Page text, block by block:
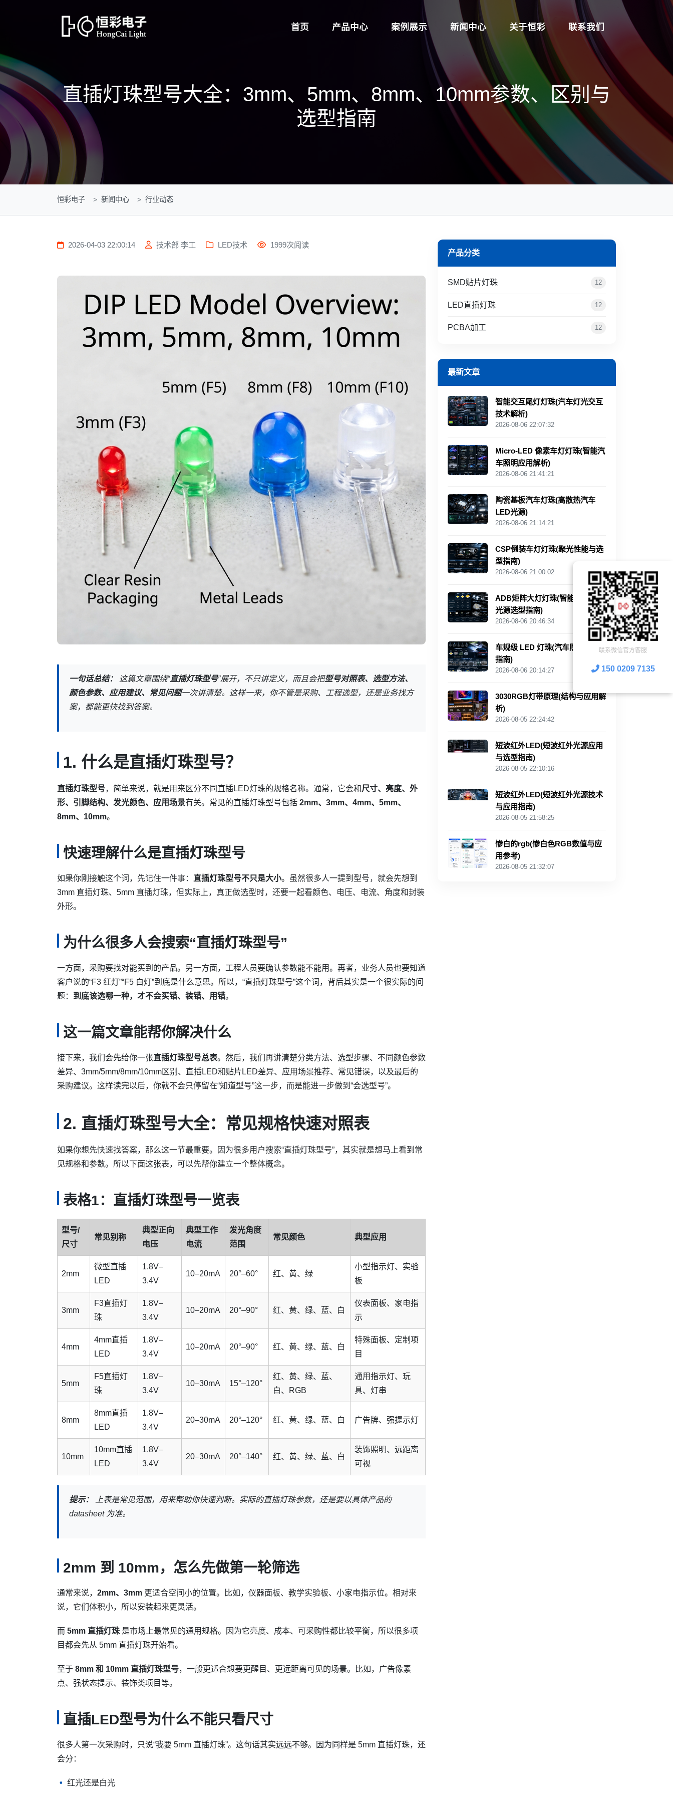
首页 产品中心 案例展示 新闻中心 关于恒彩 联系我们
直插灯珠型号大全：3mm、5mm、8mm、10mm参数、区别与
选型指南
恒彩电子 新闻中心 行业动态
2026-04-03 22:00:14 技术部 李工 LED技术 1999次阅读
一句话总结： 这篇文章围绕“直插灯珠型号”展开，不只讲定义，而且会把型号对照表、选型方法、
颜色参数、应用建议、常见问题一次讲清楚。这样一来，你不管是采购、工程选型，还是业务找方
案，都能更快找到答案。
1. 什么是直插灯珠型号？
直插灯珠型号，简单来说，就是用来区分不同直插LED灯珠的规格名称。通常，它会和尺寸、亮度、外
形、引脚结构、发光颜色、应用场景有关。常见的直插灯珠型号包括 2mm、3mm、4mm、5mm、
8mm、10mm。
快速理解什么是直插灯珠型号
如果你刚接触这个词，先记住一件事： 直插灯珠型号不只是大小。虽然很多人一提到型号，就会先想到
3mm 直插灯珠、5mm 直插灯珠，但实际上，真正做选型时，还要一起看颜色、电压、电流、角度和封装
外形。
为什么很多人会搜索“直插灯珠型号”
一方面，采购要找对能买到的产品。另一方面，工程人员要确认参数能不能用。再者，业务人员也要知道
客户说的“F3 红灯”“F5 白灯”到底是什么意思。所以，“直插灯珠型号”这个词，背后其实是一个很实际的问
题： 到底该选哪一种，才不会买错、装错、用错。
这一篇文章能帮你解决什么
接下来，我们会先给你一张直插灯珠型号总表。然后，我们再讲清楚分类方法、选型步骤、不同颜色参数
差异、3mm/5mm/8mm/10mm区别、直插LED和贴片LED差异、应用场景推荐、常见错误，以及最后的
采购建议。这样读完以后，你就不会只停留在“知道型号”这一步，而是能进一步做到“会选型号”。
2. 直插灯珠型号大全：常见规格快速对照表
如果你想先快速找答案，那么这一节最重要。因为很多用户搜索“直插灯珠型号”，其实就是想马上看到常
见规格和参数。所以下面这张表，可以先帮你建立一个整体概念。
表格1：直插灯珠型号一览表
型号/
尺寸
常见别称
典型正向
电压
典型工作
电流
发光角度
范围
常见颜色 典型应用
2mm
微型直插
LED
1.8V–
3.4V
10–20mA 20°–60° 红、黄、绿
小型指示灯、实验
板
3mm
F3直插灯
珠
1.8V–
3.4V
10–20mA 20°–90° 红、黄、绿、蓝、白
仪表面板、家电指
示
4mm
4mm直插
LED
1.8V–
3.4V
10–20mA 20°–90° 红、黄、绿、蓝、白
特殊面板、定制项
目
5mm
F5直插灯
珠
1.8V–
3.4V
10–30mA 15°–120°
红、黄、绿、蓝、
白、RGB
通用指示灯、玩
具、灯串
8mm
8mm直插
LED
1.8V–
3.4V
20–30mA 20°–120° 红、黄、绿、蓝、白 广告牌、强提示灯
10mm
10mm直插
LED
1.8V–
3.4V
20–30mA 20°–140° 红、黄、绿、蓝、白
装饰照明、远距离
可视
提示：
上表是常见范围，用来帮助你快速判断。实际的直插灯珠参数，还是要以具体产品的
datasheet 为准。
2mm 到 10mm，怎么先做第一轮筛选
通常来说， 2mm、3mm 更适合空间小的位置。比如，仪器面板、教学实验板、小家电指示位。相对来
说，它们体积小，所以安装起来更灵活。
而 5mm 直插灯珠 是市场上最常见的通用规格。因为它亮度、成本、可采购性都比较平衡，所以很多项
目都会先从 5mm 直插灯珠开始看。
至于 8mm 和 10mm 直插灯珠型号，一般更适合想要更醒目、更远距离可见的场景。比如，广告像素
点、强状态提示、装饰类项目等。
直插LED型号为什么不能只看尺寸
很多人第一次采购时，只说“我要 5mm 直插灯珠”。这句话其实远远不够。因为同样是 5mm 直插灯珠，还
会分：
红光还是白光
产品分类
SMD贴片灯珠 12
LED直插灯珠 12
PCBA加工 12
最新文章
智能交互尾灯灯珠(汽车灯光交互
技术解析)
2026-08-06 22:07:32
Micro-LED 像素车灯灯珠(智能汽
车照明应用解析)
2026-08-06 21:41:21
陶瓷基板汽车灯珠(高散热汽车
LED光源)
2026-08-06 21:14:21
CSP倒装车灯灯珠(聚光性能与选
型指南)
2026-08-06 21:00:02
ADB矩阵大灯灯珠(智能汽车照明
光源选型指南)
2026-08-06 20:46:34
车规级 LED 灯珠(汽车照明选型
指南)
2026-08-06 20:14:27
3030RGB灯带原理(结构与应用解
析)
2026-08-05 22:24:42
短波红外LED(短波红外光源应用
与选型指南)
2026-08-05 22:10:16
短波红外LED(短波红外光源技术
与应用指南)
2026-08-05 21:58:25
惨白的rgb(惨白色RGB数值与应
用参考)
2026-08-05 21:32:07
联系微信官方客服
150 0209 7135